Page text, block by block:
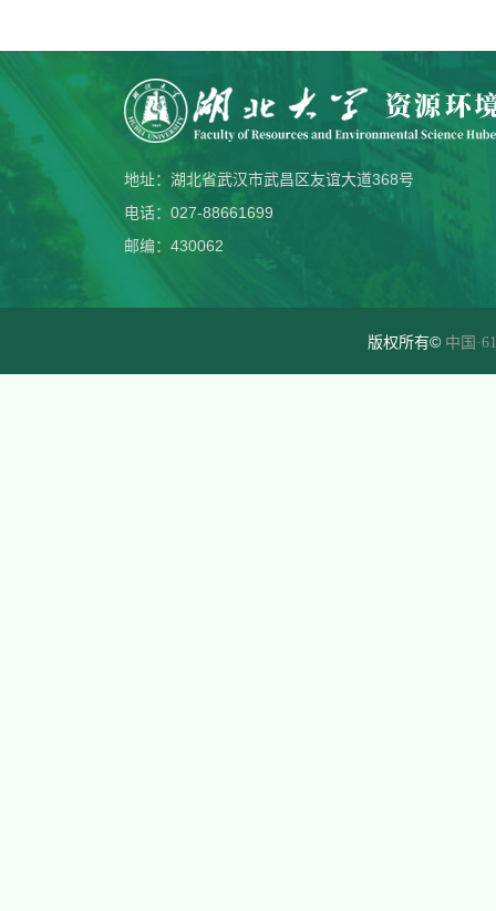
地址：湖北省武汉市武昌区友谊大道368号
电话：027-88661699
邮编：430062
版权所有© 中国